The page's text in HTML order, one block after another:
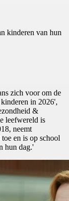
kinderen van hun
zich voor om de
in 2026',
&
leefwereld is
neemt
en is op school
hun dag.'